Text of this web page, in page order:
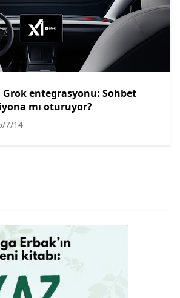
Grok entegrasyonu: Sohbet
mı oturuyor?
7/14